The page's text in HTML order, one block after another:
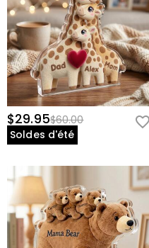
$29.95$60.00
Soldes d'été